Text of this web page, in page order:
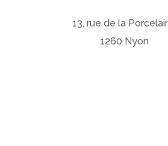
13, rue de la
1260 Nyon